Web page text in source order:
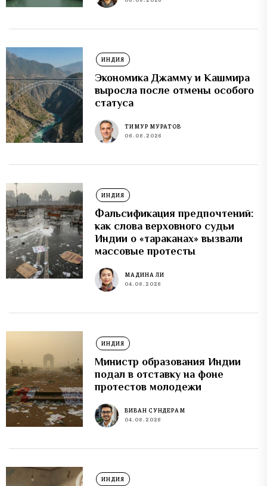
ИНДИЯ
Экономика Джамму и Кашмира
выросла после отмены особого
статуса
ТИМУР МУРАТОВ
06.08.2026
ИНДИЯ
Фальсификация предпочтений:
как слова верховного судьи
Индии о «тараканах» вызвали
массовые протесты
МАДИНА ЛИ
04.08.2026
ИНДИЯ
Министр образования Индии
подал в отставку на фоне
протестов молодежи
ВИВАН СУНДЕРАМ
04.08.2026
ИНДИЯ